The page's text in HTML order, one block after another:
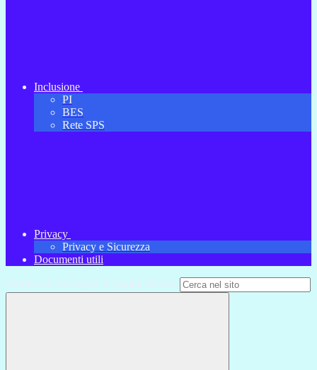
Inclusione
PI
BES
Rete SPS
Privacy
Privacy e Sicurezza
Documenti utili
Campo di ricerca per le pagine del sito